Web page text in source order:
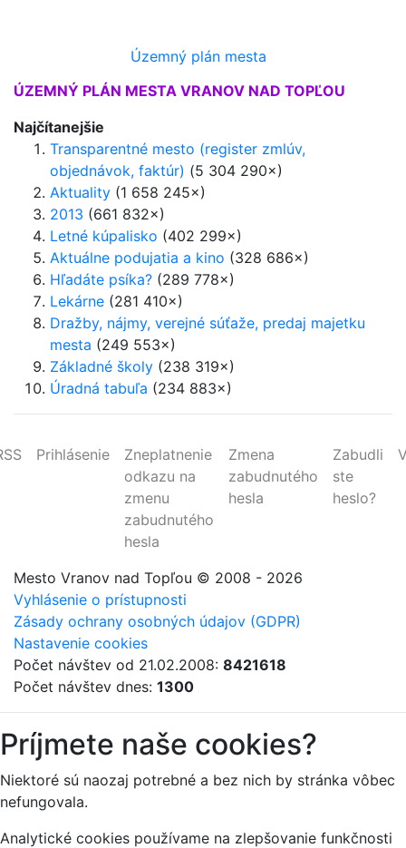
Územný plán mesta
ÚZEMNÝ PLÁN MESTA VRANOV NAD TOPĽOU
Najčítanejšie
Transparentné mesto (register zmlúv,
objednávok, faktúr) (5 304 290×)
Aktuality (1 658 245×)
2013 (661 832×)
Letné kúpalisko (402 299×)
Aktuálne podujatia a kino (328 686×)
Hľadáte psíka? (289 778×)
Lekárne (281 410×)
Dražby, nájmy, verejné súťaže, predaj majetku
mesta (249 553×)
Základné školy (238 319×)
Úradná tabuľa (234 883×)
Prihlásenie
Zneplatnenie
odkazu na
zmenu
zabudnutého
hesla
Zmena
zabudnutého
hesla
Zabudli
ste
heslo?
Mesto Vranov nad Topľou © 2008 - 2026
Vyhlásenie o prístupnosti
Zásady ochrany osobných údajov (GDPR)
Nastavenie cookies
Počet návštev od 21.02.2008: 8421618
Počet návštev dnes: 1300
Príjmete naše cookies?
Niektoré sú naozaj potrebné a bez nich by stránka vôbec
nefungovala.
Analytické cookies používame na zlepšovanie funkčnosti